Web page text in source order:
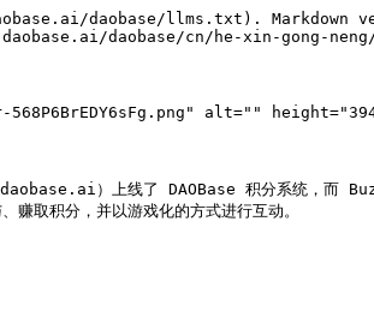
daobase/llms.txt). Markdown
daobase/cn/he-xin-gong-
alt=""
daobase.ai）上线了 DAOBase 积分系统，而
取积分，并以游戏化的方式进行互动。